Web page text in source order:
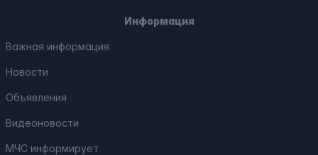
Информация
Важная информация
Новости
Объявления
Видеоновости
МЧС информирует